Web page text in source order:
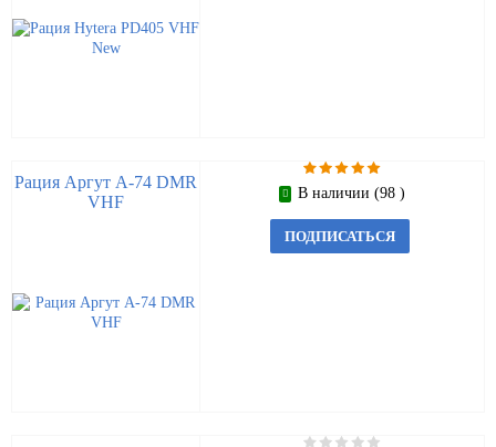
Рация Аргут А-74 DMR
VHF
В наличии (98 )
ПОДПИСАТЬСЯ